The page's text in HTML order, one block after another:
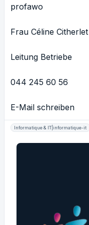
profawo
Frau Céline Citherlet
Leitung Betriebe
044 245 60 56
E-Mail schreiben
Informatique & IT|informatique-it